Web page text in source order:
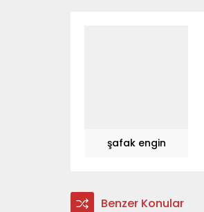
şafak engin
Benzer Konular